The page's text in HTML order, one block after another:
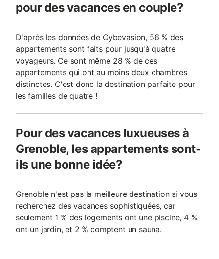
pour des vacances en couple?
D'après les données de Cybevasion, 56 % des
appartements sont faits pour jusqu'à quatre
voyageurs. Ce sont même 28 % de ces
appartements qui ont au moins deux chambres
distinctes. C'est donc la destination parfaite pour
les familles de quatre !
Pour des vacances luxueuses à
Grenoble, les appartements sont-
ils une bonne idée?
Grenoble n'est pas la meilleure destination si vous
recherchez des vacances sophistiquées, car
seulement 1 % des logements ont une piscine, 4 %
ont un jardin, et 2 % comptent un sauna.